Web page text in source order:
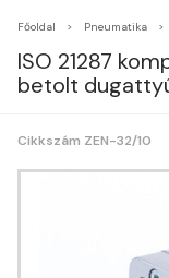
Főoldal Pneumatika
ISO 21287
betolt
Cikkszám ZEN-32/10